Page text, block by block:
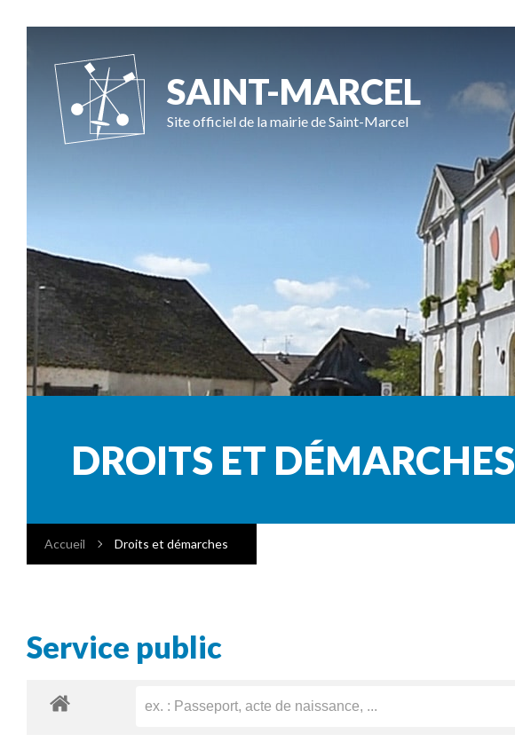
SAINT-MARCEL
Site officiel de la mairie de Saint-Marcel
DROITS ET DÉMARCHES
Accueil Droits et démarches
Service public